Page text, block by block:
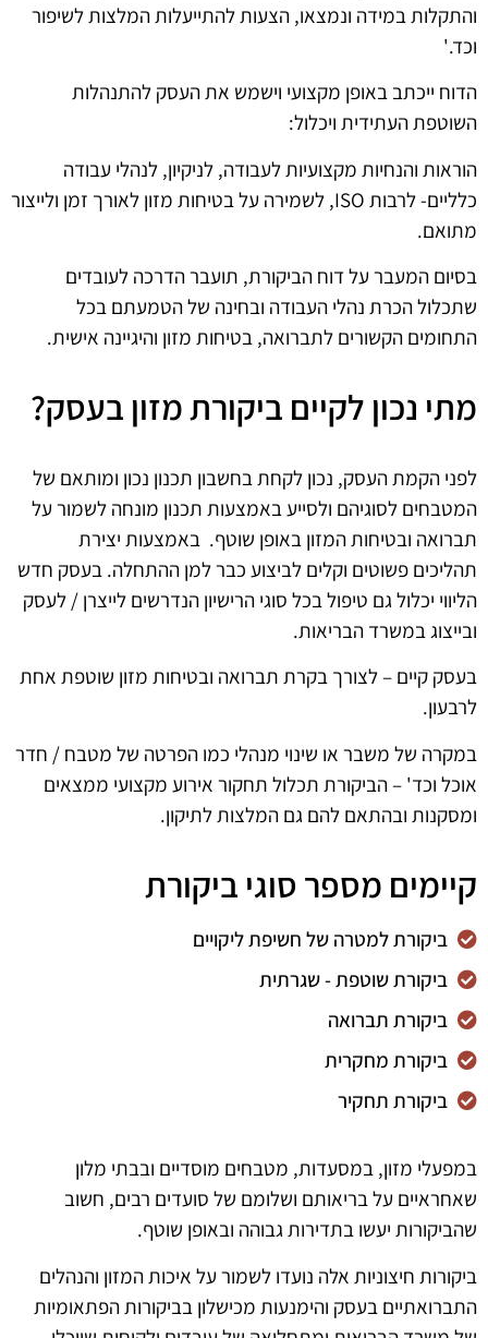
והתקלות במידה ונמצאו, הצעות להתייעלות המלצות לשיפור
וכד.'
הדוח ייכתב באופן מקצועי וישמש את העסק להתנהלות
השוטפת העתידית ויכלול:
הוראות והנחיות מקצועיות לעבודה, לניקיון, לנהלי עבודה
כלליים- לרבות ISO, לשמירה על בטיחות מזון לאורך זמן ולייצור
מתואם.
בסיום המעבר על דוח הביקורת, תועבר הדרכה לעובדים
שתכלול הכרת נהלי העבודה ובחינה של הטמעתם בכל
התחומים הקשורים לתברואה, בטיחות מזון והיגיינה אישית.
מתי נכון לקיים ביקורת מזון בעסק?
לפני הקמת העסק, נכון לקחת בחשבון תכנון נכון ומותאם של
המטבחים לסוגיהם ולסייע באמצעות תכנון מונחה לשמור על
תברואה ובטיחות המזון באופן שוטף. באמצעות יצירת
תהליכים פשוטים וקלים לביצוע כבר למן ההתחלה. בעסק חדש
הליווי יכלול גם טיפול בכל סוגי הרישיון הנדרשים לייצרן / לעסק
ובייצוג במשרד הבריאות.
בעסק קיים – לצורך בקרת תברואה ובטיחות מזון שוטפת אחת
לרבעון.
במקרה של משבר או שינוי מנהלי כמו הפרטה של מטבח / חדר
אוכל וכד' – הביקורת תכלול תחקור אירוע מקצועי ממצאים
ומסקנות ובהתאם להם גם המלצות לתיקון.
קיימים מספר סוגי ביקורת
ביקורת למטרה של חשיפת ליקויים
ביקורת שוטפת - שגרתית
ביקורת תברואה
ביקורת מחקרית
ביקורת תחקיר
במפעלי מזון, במסעדות, מטבחים מוסדיים ובבתי מלון
שאחראיים על בריאותם ושלומם של סועדים רבים, חשוב
שהביקורות יעשו בתדירות גבוהה ובאופן שוטף.
ביקורות חיצוניות אלה נועדו לשמור על איכות המזון והנהלים
התברואתיים בעסק והימנעות מכישלון בביקורות הפתאומיות